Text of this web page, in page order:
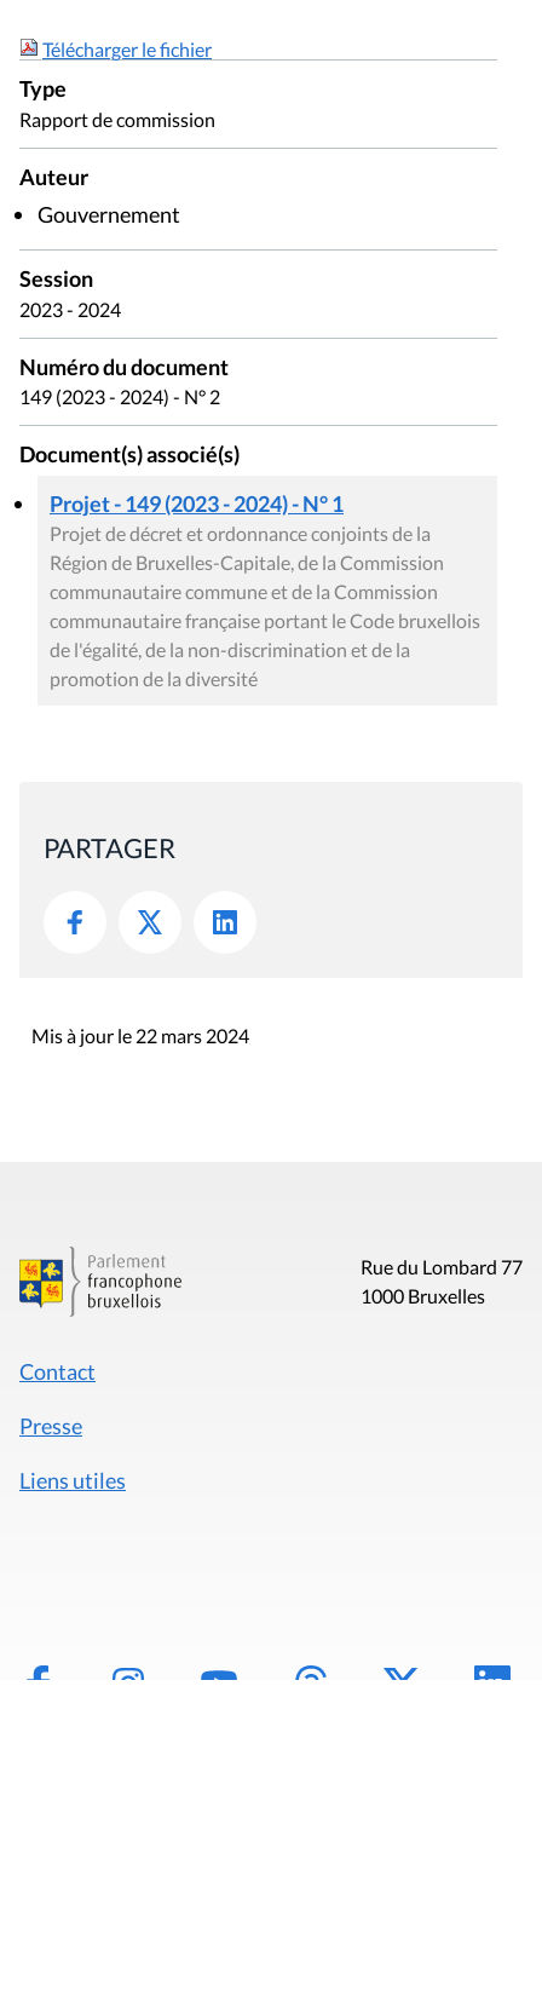
Télécharger le fichier
Type
Rapport de commission
Auteur
Gouvernement
Session
2023 - 2024
Numéro du document
149 (2023 - 2024) - N° 2
Document(s) associé(s)
Projet - 149 (2023 - 2024) - N° 1
Projet de décret et ordonnance conjoints de la
Région de Bruxelles-Capitale, de la Commission
communautaire commune et de la Commission
communautaire française portant le Code bruxellois
de l'égalité, de la non-discrimination et de la
promotion de la diversité
PARTAGER
Mis à jour le 22 mars 2024
Rue du Lombard 77
1000 Bruxelles
Contact
Presse
Liens utiles